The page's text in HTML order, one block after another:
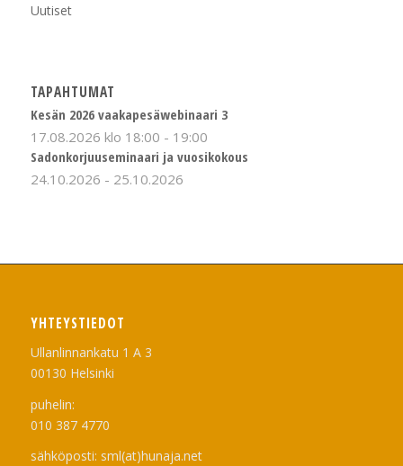
Uutiset
TAPAHTUMAT
Kesän 2026 vaakapesäwebinaari 3
17.08.2026 klo 18:00 - 19:00
Sadonkorjuuseminaari ja vuosikokous
24.10.2026 - 25.10.2026
YHTEYSTIEDOT
Ullanlinnankatu 1 A 3
00130 Helsinki
puhelin:
010 387 4770
sähköposti: sml(at)hunaja.net